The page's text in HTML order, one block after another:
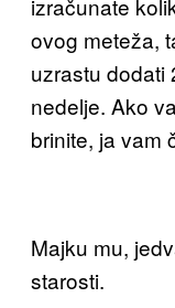
ovog meteža,
uzrastu dodati
nedelje. Ako
brinite, ja vam
Majku mu,
starosti.